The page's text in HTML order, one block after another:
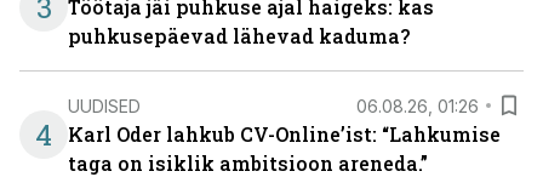
Töötaja jäi puhkuse ajal haigeks: kas
puhkusepäevad lähevad kaduma?
4
UUDISED 06.08.26, 01:26
Karl Oder lahkub CV-Online’ist: “Lahkumise
taga on isiklik ambitsioon areneda.”